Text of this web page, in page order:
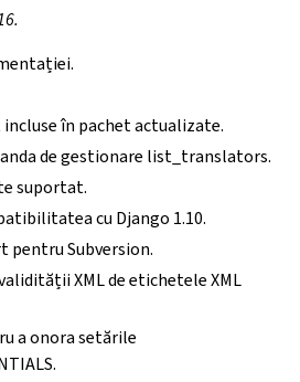
în pachet actualizate.
de gestionare list_translators.
suportat.
cu Django 1.10.
pentru Subversion.
XML de etichetele XML
a onora setările